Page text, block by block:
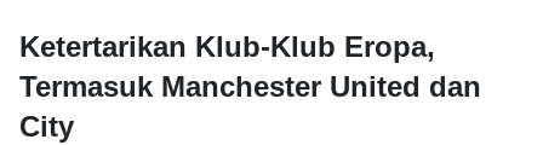
Ketertarikan Klub-Klub Eropa,
Termasuk Manchester United dan
City